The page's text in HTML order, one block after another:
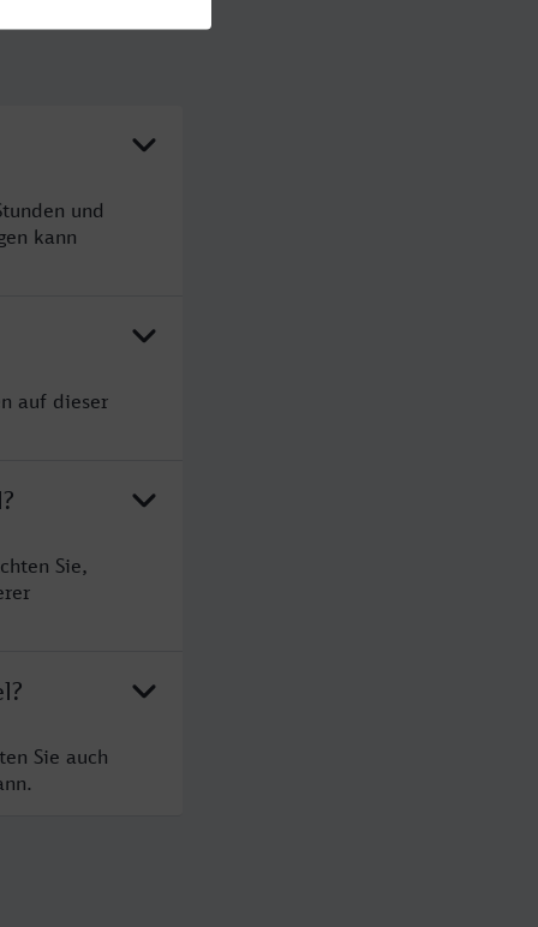
und
kann
auf dieser
Sie,
Sie auch